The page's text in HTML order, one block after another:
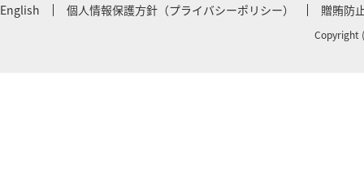
English 個人情報保護方針（プライバシーポリシー） 贈賄防
Copyright